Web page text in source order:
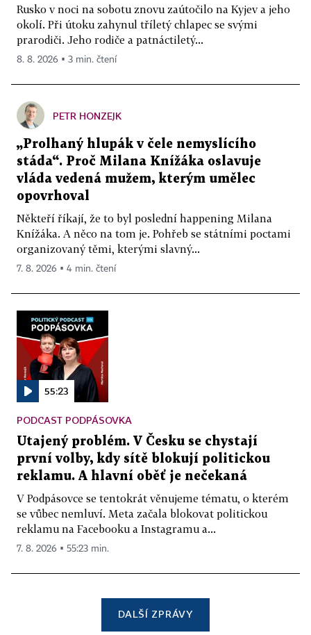
Rusko v noci na sobotu znovu zaútočilo na Kyjev a jeho
okolí. Při útoku zahynul tříletý chlapec se svými
prarodiči. Jeho rodiče a patnáctiletý...
8. 8. 2026 ▪ 3 min. čtení
PETR HONZEJK
„Prolhaný hlupák v čele nemyslícího
stáda“. Proč Milana Knížáka oslavuje
vláda vedená mužem, kterým umělec
opovrhoval
Někteří říkají, že to byl poslední happening Milana
Knížáka. A něco na tom je. Pohřeb se státními poctami
organizovaný těmi, kterými slavný...
7. 8. 2026 ▪ 4 min. čtení
55:23
PODCAST PODPÁSOVKA
Utajený problém. V Česku se chystají
první volby, kdy sítě blokují politickou
reklamu. A hlavní oběť je nečekaná
V Podpásovce se tentokrát věnujeme tématu, o kterém
se vůbec nemluví. Meta začala blokovat politickou
reklamu na Facebooku a Instagramu a...
7. 8. 2026 ▪ 55:23 min.
DALŠÍ ZPRÁVY